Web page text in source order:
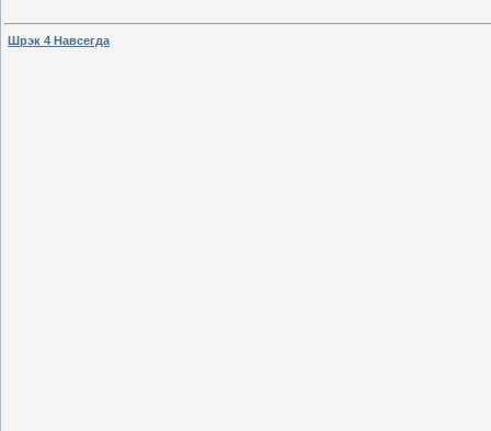
Шрэк 4 Навсегда